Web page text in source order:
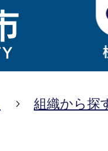
組織から探